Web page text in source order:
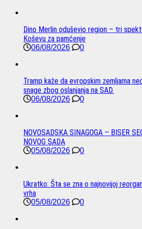
Dino Merlin oduševio region – tri
Koševu za pamćenje
06/08/2026 0
Tramp kaže da evropskim zemljama
snage zbog oslanjanja na SAD.
06/08/2026 0
NOVOSADSKA SINAGOGA – BISER
NOVOG SADA
05/08/2026 0
Ukratko: Šta se zna o najnovijoj
vrha
05/08/2026 0